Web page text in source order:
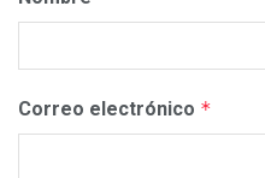
Correo electrónico *